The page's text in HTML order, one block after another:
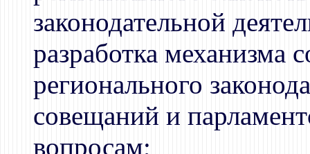
законодательной
разработка механизма
регионального
совещаний и
вопросам;